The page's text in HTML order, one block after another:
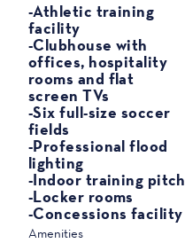
Amenities
-Athletic training
facility
-Clubhouse with
offices, hospitality
rooms and flat
screen TVs
-Six full-size soccer
fields
-Professional flood
lighting
-Indoor training pitch
-Locker rooms
-Concessions facility